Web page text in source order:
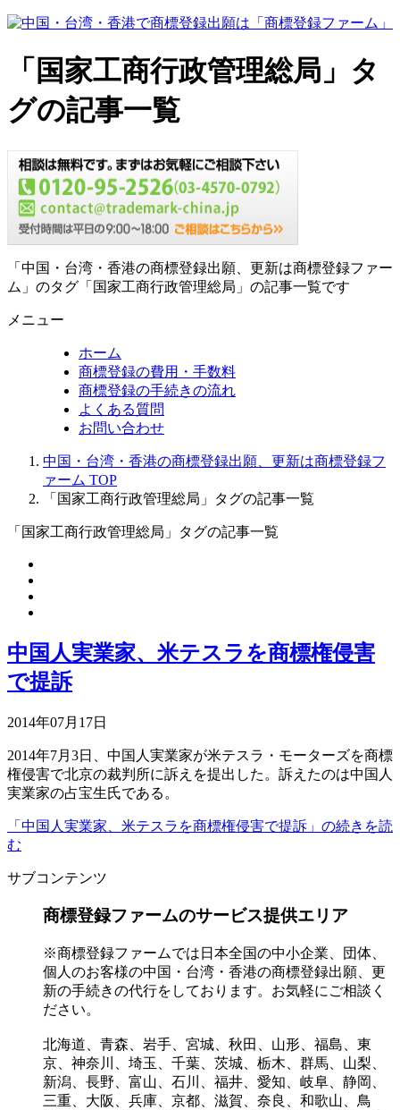
「国家工商行政管理総局」タ
グの記事一覧
「中国・台湾・香港の商標登録出願、更新は商標登録ファー
ム」のタグ「国家工商行政管理総局」の記事一覧です
メニュー
ホーム
商標登録の費用・手数料
商標登録の手続きの流れ
よくある質問
お問い合わせ
中国・台湾・香港の商標登録出願、更新は商標登録フ
ァーム TOP
「国家工商行政管理総局」タグの記事一覧
「国家工商行政管理総局」タグの記事一覧
中国人実業家、米テスラを商標権侵害
で提訴
2014年07月17日
2014年7月3日、中国人実業家が米テスラ・モーターズを商標
権侵害で北京の裁判所に訴えを提出した。訴えたのは中国人
実業家の占宝生氏である。
「中国人実業家、米テスラを商標権侵害で提訴」の続きを読
む
サブコンテンツ
商標登録ファームのサービス提供エリア
※商標登録ファームでは日本全国の中小企業、団体、
個人のお客様の中国・台湾・香港の商標登録出願、更
新の手続きの代行をしております。お気軽にご相談く
ださい。
北海道、青森、岩手、宮城、秋田、山形、福島、東
京、神奈川、埼玉、千葉、茨城、栃木、群馬、山梨、
新潟、長野、富山、石川、福井、愛知、岐阜、静岡、
三重、大阪、兵庫、京都、滋賀、奈良、和歌山、鳥